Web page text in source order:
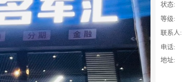
状态:
等级:
联系人:
电话:
地址: